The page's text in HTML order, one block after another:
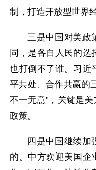
制，打造开放型世界
三是中国对美政
同，是各自人民的选
也打倒不了谁。习近
平共处、合作共赢的
不一无意”，关键是
政策。
四是中国继续加
的。中方欢迎美国企